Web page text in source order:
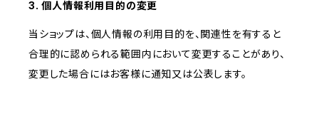
3. 個人情報利用目的の変更
当ショップは、個人情報の利用目的を、関連性を有すると
合理的に認められる範囲内において変更することがあり、
変更した場合にはお客様に通知又は公表します。